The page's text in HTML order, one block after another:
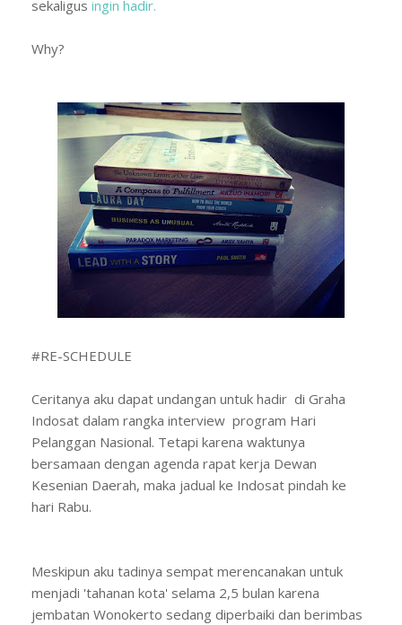
sekaligus ingin hadir.
Why?
#RE-SCHEDULE
Ceritanya aku dapat undangan untuk hadir di Graha
Indosat dalam rangka interview program Hari
Pelanggan Nasional. Tetapi karena waktunya
bersamaan dengan agenda rapat kerja Dewan
Kesenian Daerah, maka jadual ke Indosat pindah ke
hari Rabu.
Meskipun aku tadinya sempat merencanakan untuk
menjadi 'tahanan kota' selama 2,5 bulan karena
jembatan Wonokerto sedang diperbaiki dan berimbas